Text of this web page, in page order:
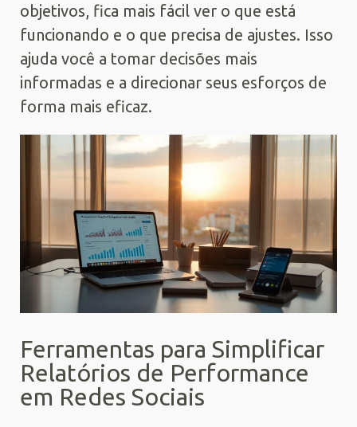
objetivos, fica mais fácil ver o que está
funcionando e o que precisa de ajustes. Isso
ajuda você a tomar decisões mais
informadas e a direcionar seus esforços de
forma mais eficaz.
Ferramentas para Simplificar
Relatórios de Performance
em Redes Sociais